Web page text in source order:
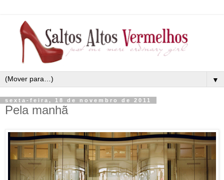
▼
sexta-feira, 18 de novembro de 2011
Pela manhã